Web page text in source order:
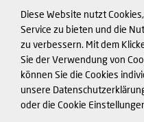
Diese Website nutzt
Service zu bieten und die
zu verbessern. Mit dem
Sie der Verwendung von
können Sie die Cookies
unsere
oder die Cookie
Footer
(legal
information)